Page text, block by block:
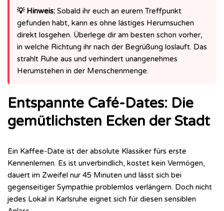
💡 Hinweis: Sobald ihr euch an eurem Treffpunkt
gefunden habt, kann es ohne lästiges Herumsuchen
direkt losgehen. Überlege dir am besten schon vorher,
in welche Richtung ihr nach der Begrüßung loslauft. Das
strahlt Ruhe aus und verhindert unangenehmes
Herumstehen in der Menschenmenge.
Entspannte Café-Dates: Die
gemütlichsten Ecken der Stadt
Ein Kaffee-Date ist der absolute Klassiker fürs erste
Kennenlernen. Es ist unverbindlich, kostet kein Vermögen,
dauert im Zweifel nur 45 Minuten und lässt sich bei
gegenseitiger Sympathie problemlos verlängern. Doch nicht
jedes Lokal in Karlsruhe eignet sich für diesen sensiblen